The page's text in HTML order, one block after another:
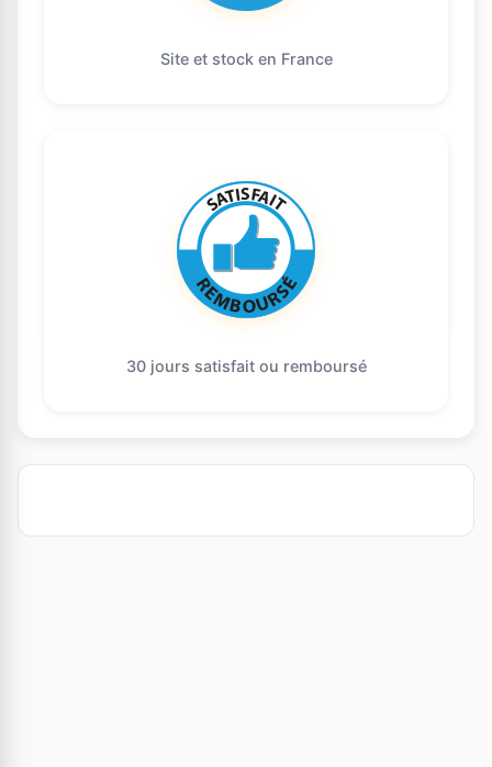
Site et stock en France
30 jours satisfait ou remboursé